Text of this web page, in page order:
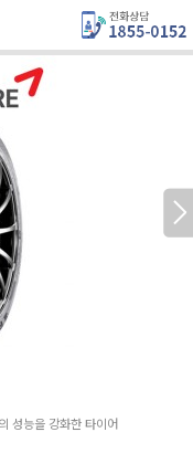
성능을 강화한 타이어